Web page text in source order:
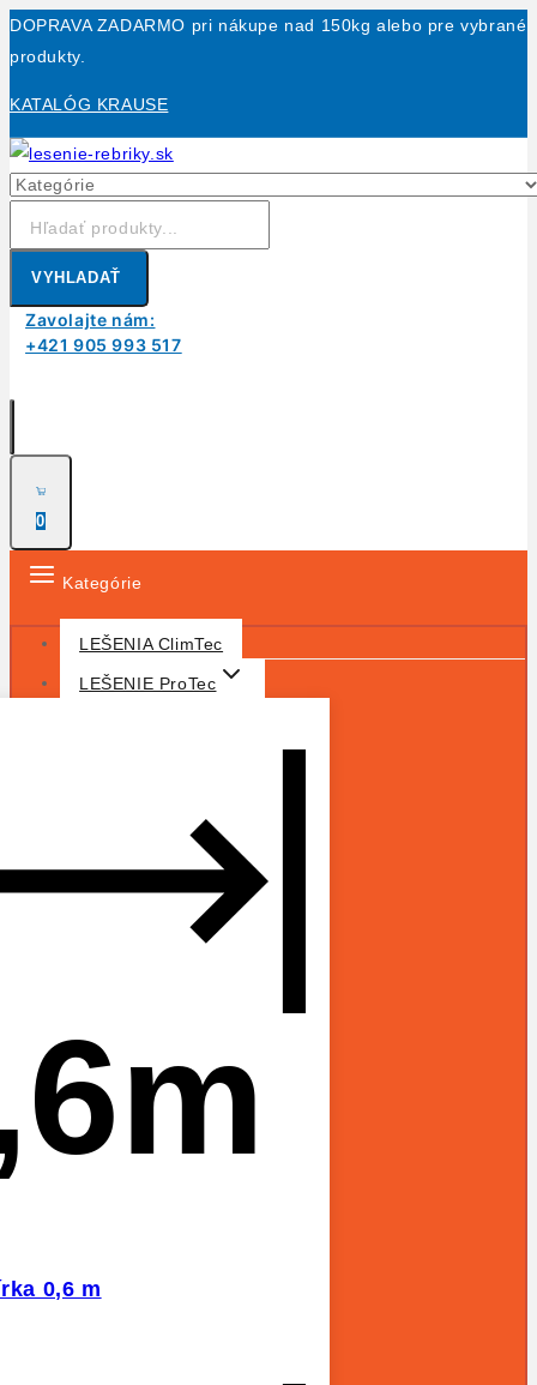
Skip
to
DOPRAVA ZADARMO pri nákupe nad 150kg alebo pre vybrané
produkty.
KATALÓG KRAUSE
VYHLADAŤ
Zavolajte nám:
+421 905 993 517
0
Kategórie
LEŠENIA ClimTec
LEŠENIE ProTec
0,6 m